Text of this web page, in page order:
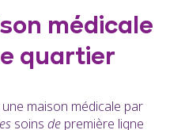
médicale
quartier
maison médicale par
soins de première ligne